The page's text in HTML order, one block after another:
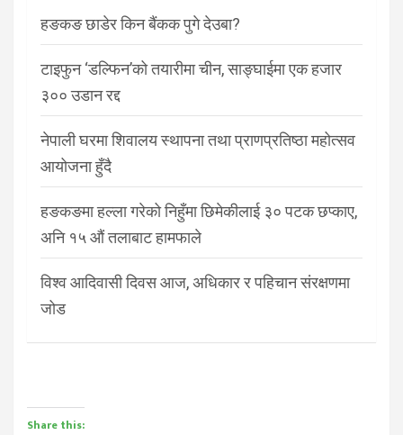
हङकङ छाडेर किन बैंकक पुगे देउबा?
टाइफुन ‘डल्फिन’को तयारीमा चीन, साङ्घाईमा एक हजार
३०० उडान रद्द
नेपाली घरमा शिवालय स्थापना तथा प्राणप्रतिष्ठा महोत्सव
आयोजना हुँदै
हङकङमा हल्ला गरेको निहुँमा छिमेकीलाई ३० पटक छप्काए,
अनि १५ औं तलाबाट हामफाले
विश्व आदिवासी दिवस आज, अधिकार र पहिचान संरक्षणमा
जोड
Share this: